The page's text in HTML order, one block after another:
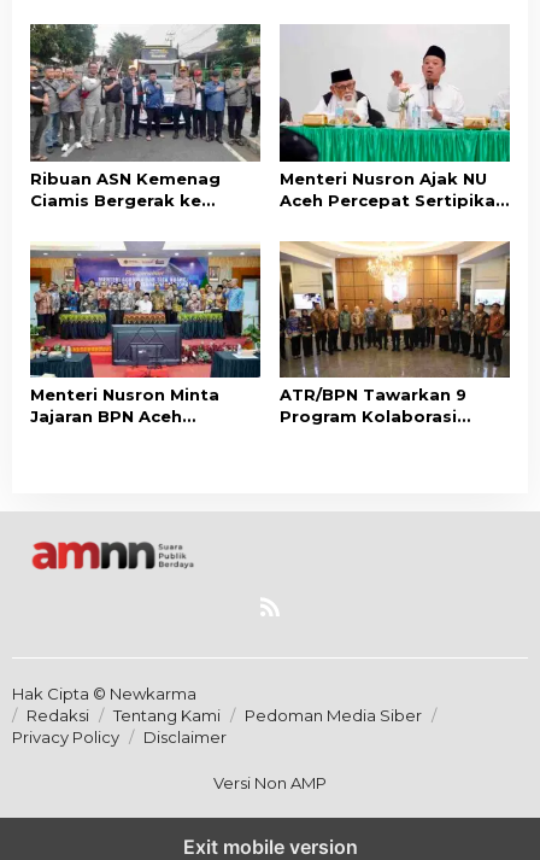
Gubernur DKI Jakarta
Ribuan ASN Kemenag
Ciamis Bergerak ke
Kebangsaan
Menteri Nusron Ajak NU
Aceh Percepat Sertipikasi
Kepastian Hukum Aset
Umat
Menteri Nusron Minta
Jajaran BPN Aceh
ATR/BPN Tawarkan 9
Program Kolaborasi
Hak Cipta © Newkarma
Redaksi
Tentang Kami
Pedoman Media Siber
Privacy Policy
Disclaimer
Versi Non AMP
Exit mobile version